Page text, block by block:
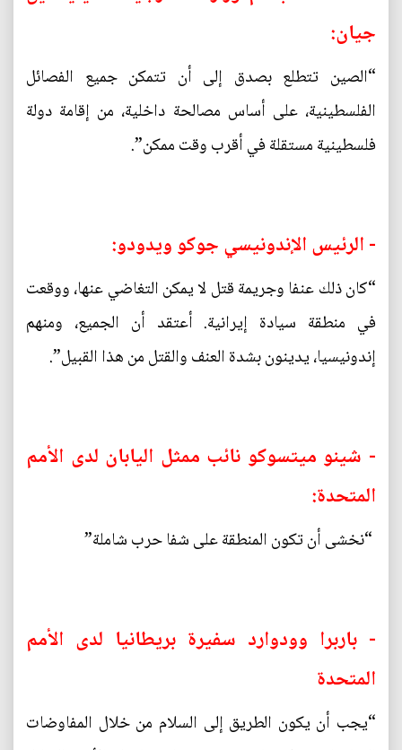
جيان:
“الصين تتطلع بصدق إلى أن تتمكن جميع الفصائل
الفلسطينية، على أساس مصالحة داخلية، من إقامة دولة
فلسطينية مستقلة في أقرب وقت ممكن”.
- الرئيس الإندونيسي جوكو ويدودو:
“كان ذلك عنفا وجريمة قتل لا يمكن التغاضي عنها، ووقعت
في منطقة سيادة إيرانية. أعتقد أن الجميع، ومنهم
إندونيسيا، يدينون بشدة العنف والقتل من هذا القبيل”.
- شينو ميتسوكو نائب ممثل اليابان لدى الأمم
المتحدة:
“نخشى أن تكون المنطقة على شفا حرب شاملة”
- باربرا وودوارد سفيرة بريطانيا لدى الأمم
المتحدة
“يجب أن يكون الطريق إلى السلام من خلال المفاوضات